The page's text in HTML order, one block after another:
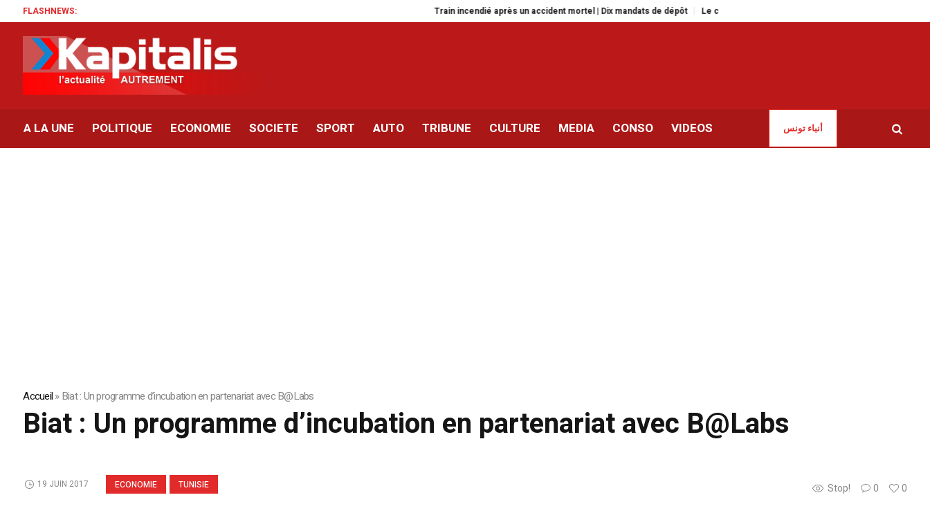
FLASHNEWS: Train incendié après un accident mortel | Dix mandats de dépôt Le cinéma tunisien en force à la 15ᵉ édition du Festival du film
A LA UNE POLITIQUE ECONOMIE SOCIETE SPORT AUTO TRIBUNE CULTURE MEDIA CONSO VIDEOS أنباء تونس
Accueil»Biat : Un programme d’incubation en partenariat avec B@Labs
Biat : Un programme d’incubation en partenariat avec B@Labs
ECONOMIE TUNISIE Stop! 0 0
19 JUIN 2017